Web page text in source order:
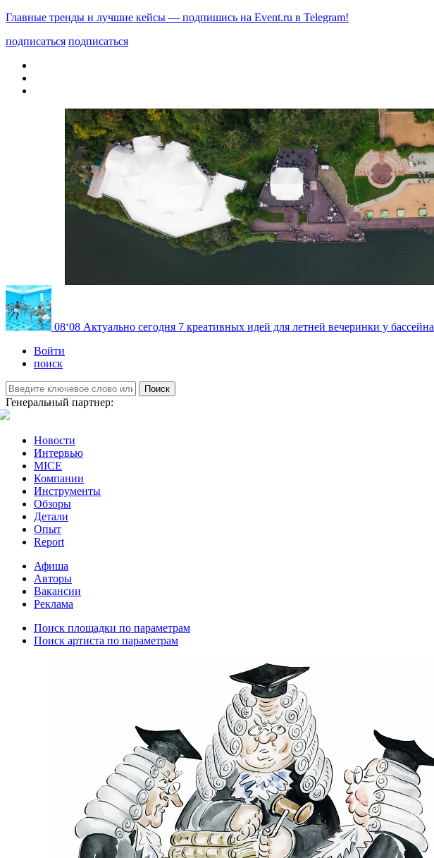
Главные тренды и лучшие кейсы — подпишись на Event.ru в Telegram!
подписаться подписаться
08‘08 Актуально сегодня 7 креативных идей для летней вечеринки у бассейна
Войти
поиск
Поиск
Генеральный партнер:
Новости
Интервью
MICE
Компании
Инструменты
Обзоры
Детали
Опыт
Report
Афиша
Авторы
Вакансии
Реклама
Поиск площадки по параметрам
Поиск артиста по параметрам